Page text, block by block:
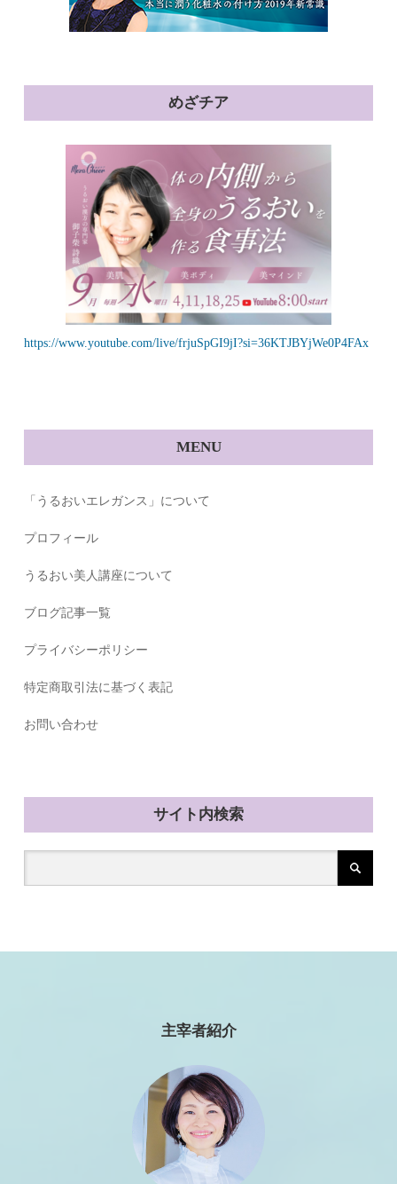
めざチア
https://www.youtube.com/live/frjuSpGI9jI?si=36KTJBYjWe0P4FAx
MENU
「うるおいエレガンス」について
プロフィール
うるおい美人講座について
ブログ記事一覧
プライバシーポリシー
特定商取引法に基づく表記
お問い合わせ
サイト内検索
主宰者紹介